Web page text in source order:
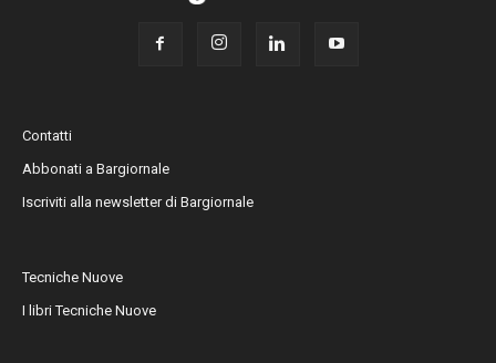
Contatti
Abbonati a Bargiornale
Iscriviti alla newsletter di Bargiornale
Tecniche Nuove
I libri Tecniche Nuove